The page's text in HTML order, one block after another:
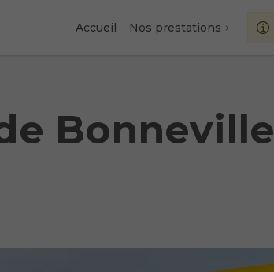
Accueil Nos prestations
Bonneville